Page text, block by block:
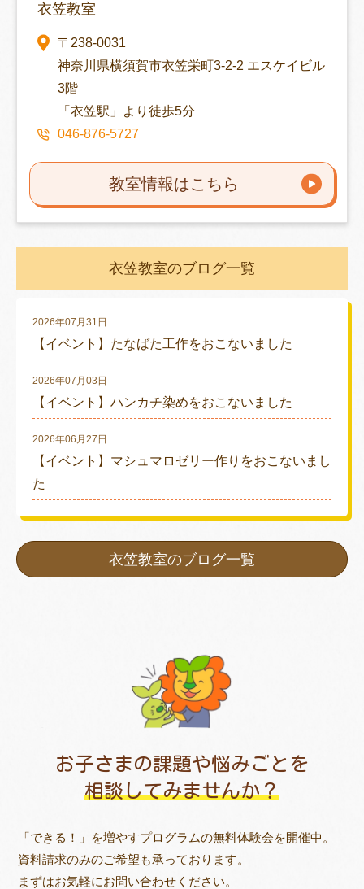
衣笠教室
〒238-0031
神奈川県横須賀市衣笠栄町3-2-2 エスケイビル
3階
「衣笠駅」より徒歩5分
046-876-5727
教室情報はこちら
衣笠教室のブログ一覧
2026年07月31日
【イベント】たなばた工作をおこないました
2026年07月03日
【イベント】ハンカチ染めをおこないました
2026年06月27日
【イベント】マシュマロゼリー作りをおこないまし
た
衣笠教室のブログ一覧
お子さまの課題や悩みごとを
相談してみませんか？
「できる！」を増やすプログラムの無料体験会を開催中。
資料請求のみのご希望も承っております。
まずはお気軽にお問い合わせください。